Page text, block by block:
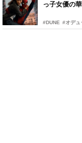
っ子女優の
#DUNE #オデュ